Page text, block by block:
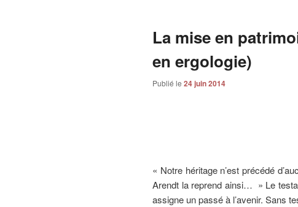
La mise en
en ergologie)
Publié le 24 juin 2014
« Notre héritage n’est précédé
Arendt la reprend ainsi… » Le
assigne un passé à l’avenir. Sans